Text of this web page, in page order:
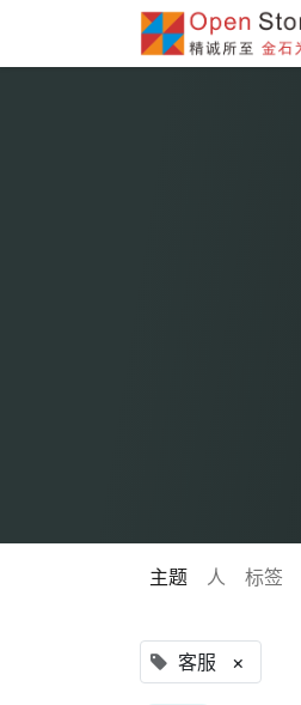
主题 人 标签
客服 ×